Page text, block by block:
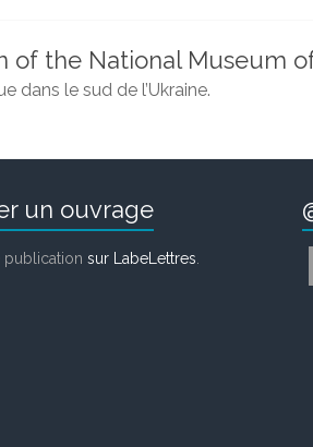
of the National Museum
dans le sud de l’Ukraine.
un ouvrage
publication sur LabeLettres